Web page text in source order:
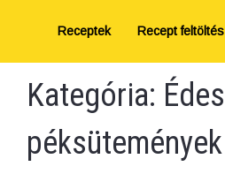
Receptek Recept feltöltés
Kategória: Édes
péksütemények